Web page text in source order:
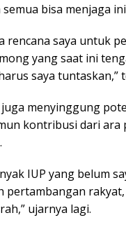
semua bisa menjaga
rencana saya untuk
yang saat ini
saya tuntaskan,”
juga menyinggung
kontribusi dari ara
IUP yang belum
pertambangan
ujarnya lagi.